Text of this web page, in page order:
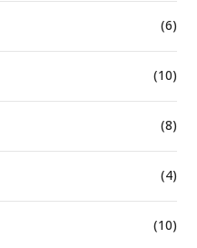
(6)
(10)
(8)
(4)
(10)